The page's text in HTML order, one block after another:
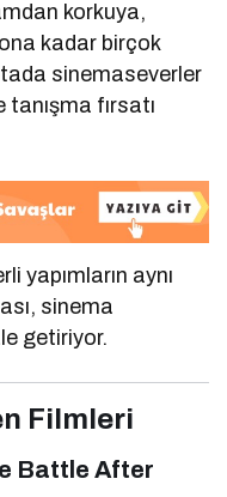
korkuya,
kadar birçok
sinemaseverler
fırsatı
yapımların aynı
sinema
getiriyor.
Filmleri
Battle After